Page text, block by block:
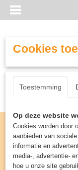
Cookies
Toestemming
Op deze website
Cookies worden door
aanbieden van
informatie en
media-, advertentie-
hoe u onze site